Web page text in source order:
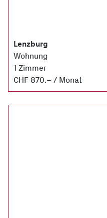
Lenzburg
Wohnung
1 Zimmer
CHF 870.– / Monat